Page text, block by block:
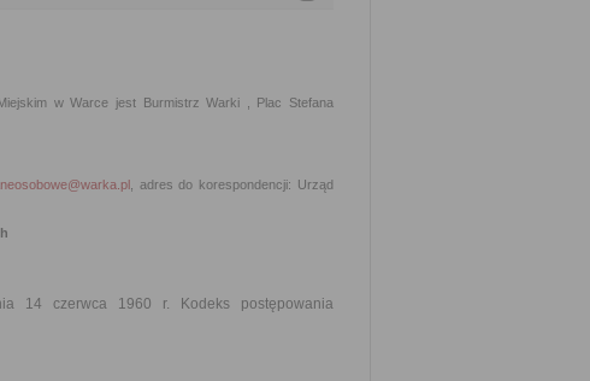
w Warce jest Burmistrz Warki , Plac Stefana
, adres do korespondencji: Urząd
14 czerwca 1960 r. Kodeks postępowania